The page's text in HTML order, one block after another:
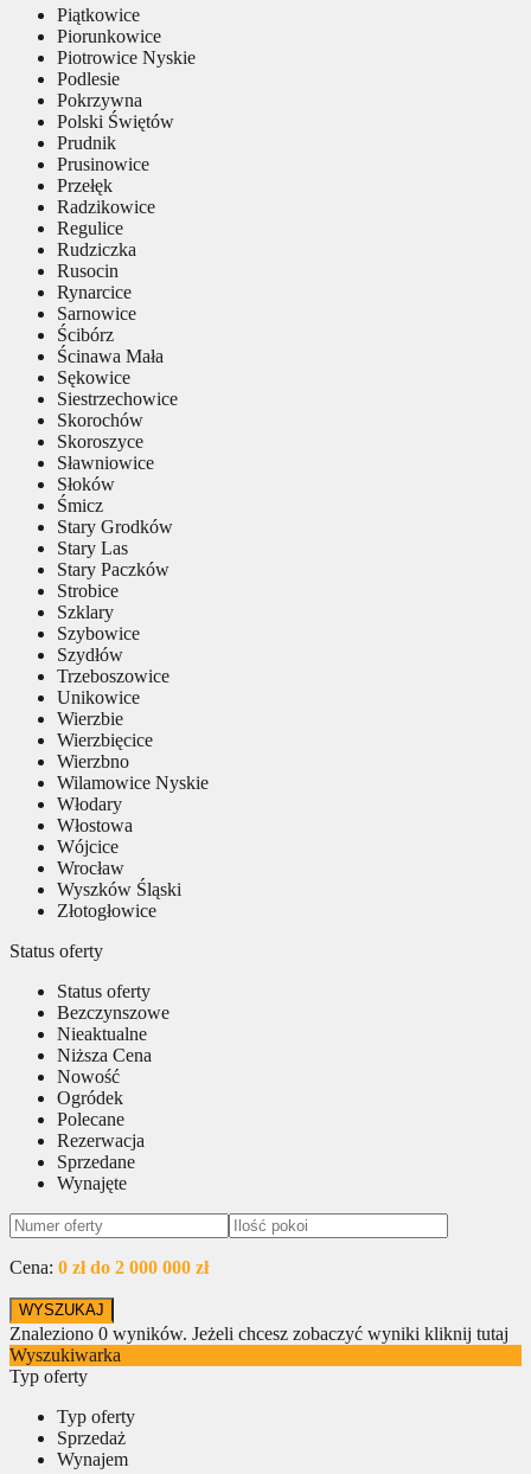
Piątkowice
Piorunkowice
Piotrowice Nyskie
Podlesie
Pokrzywna
Polski Świętów
Prudnik
Prusinowice
Przełęk
Radzikowice
Regulice
Rudziczka
Rusocin
Rynarcice
Sarnowice
Ścibórz
Ścinawa Mała
Sękowice
Siestrzechowice
Skorochów
Skoroszyce
Sławniowice
Słoków
Śmicz
Stary Grodków
Stary Las
Stary Paczków
Strobice
Szklary
Szybowice
Szydłów
Trzeboszowice
Unikowice
Wierzbie
Wierzbięcice
Wierzbno
Wilamowice Nyskie
Włodary
Włostowa
Wójcice
Wrocław
Wyszków Śląski
Złotogłowice
Status oferty
Status oferty
Bezczynszowe
Nieaktualne
Niższa Cena
Nowość
Ogródek
Polecane
Rezerwacja
Sprzedane
Wynajęte
Cena: 0 zł do 2 000 000 zł
Znaleziono 0 wyników. Jeżeli chcesz zobaczyć wyniki kliknij tutaj
Wyszukiwarka
Typ oferty
Typ oferty
Sprzedaż
Wynajem